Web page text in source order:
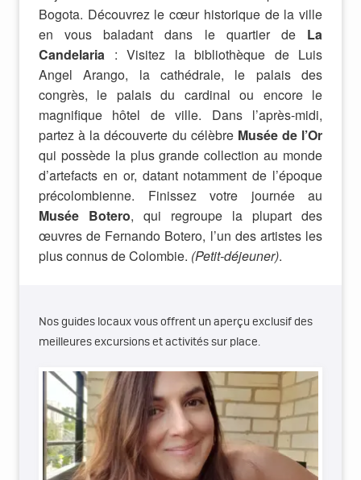
Bogota. Découvrez le cœur historique de la ville
en vous baladant dans le quartier de La
Candelaria : Visitez la bibliothèque de Luis
Angel Arango, la cathédrale, le palais des
congrès, le palais du cardinal ou encore le
magnifique hôtel de ville. Dans l’après-midi,
partez à la découverte du célèbre Musée de l’Or
qui possède la plus grande collection au monde
d’artefacts en or, datant notamment de l’époque
précolombienne. Finissez votre journée au
Musée Botero, qui regroupe la plupart des
œuvres de Fernando Botero, l’un des artistes les
plus connus de Colombie. (Petit-déjeuner).
Nos guides locaux vous offrent un aperçu exclusif des
meilleures excursions et activités sur place.